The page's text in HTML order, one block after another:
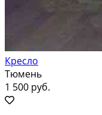
Кресло
Тюмень
1 500 руб.